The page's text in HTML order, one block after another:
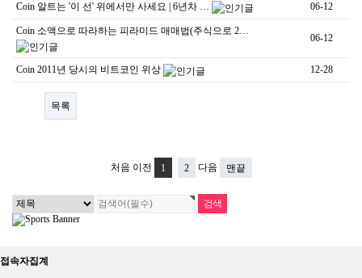
Coin 알트는 '이 선' 위에서만 사세요 | 6년차 … 06-12
Coin 소액으로 따라하는 피라미드 매매법(주식으로 2…
06-12
Coin 2011년 당시의 비트코인 위상 12-28
목록
처음 이전 1 2 다음 맨끝
접속자집계